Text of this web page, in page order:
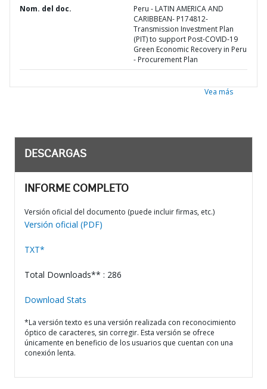
Nom. del doc.
Peru - LATIN AMERICA AND
CARIBBEAN- P174812-
Transmission Investment Plan
(PIT) to support Post-COVID-19
Green Economic Recovery in Peru
- Procurement Plan
Vea más
DESCARGAS
INFORME COMPLETO
Versión oficial del documento (puede incluir firmas, etc.)
Versión oficial (PDF)
TXT*
Total Downloads** : 286
Download Stats
*La versión texto es una versión realizada con reconocimiento
óptico de caracteres, sin corregir. Esta versión se ofrece
únicamente en beneficio de los usuarios que cuentan con una
conexión lenta.